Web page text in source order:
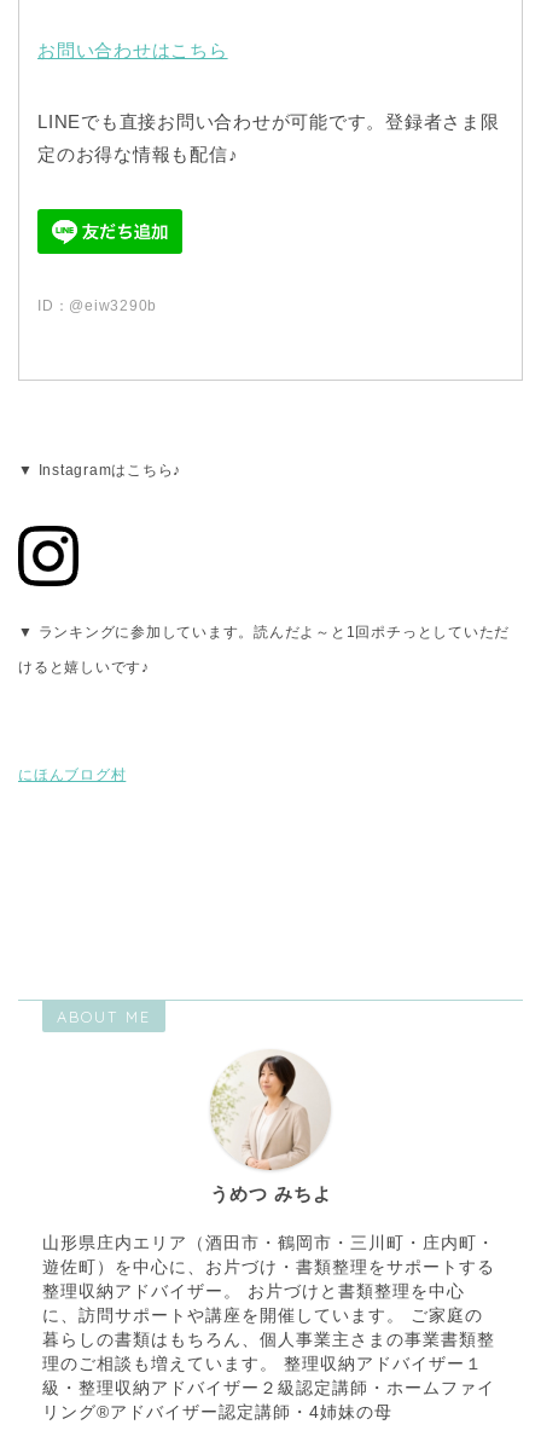
お問い合わせはこちら
LINEでも直接お問い合わせが可能です。登録者さま限
定のお得な情報も配信♪
ID：@eiw3290b
▼ Instagramはこちら♪
▼ ランキングに参加しています。読んだよ～と1回ポチっとしていただ
けると嬉しいです♪
にほんブログ村
ABOUT ME
うめつ みちよ
山形県庄内エリア（酒田市・鶴岡市・三川町・庄内町・
遊佐町）を中心に、お片づけ・書類整理をサポートする
整理収納アドバイザー。 お片づけと書類整理を中心
に、訪問サポートや講座を開催しています。 ご家庭の
暮らしの書類はもちろん、個人事業主さまの事業書類整
理のご相談も増えています。 整理収納アドバイザー１
級・整理収納アドバイザー２級認定講師・ホームファイ
リング®アドバイザー認定講師・4姉妹の母